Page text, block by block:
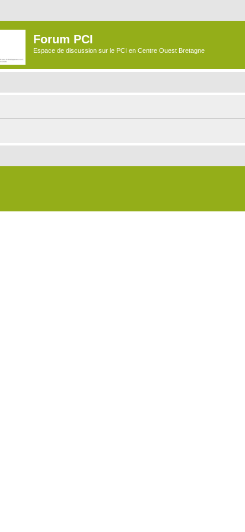
Forum PCI
Espace de discussion sur le PCI en Centre Ouest Bretagne